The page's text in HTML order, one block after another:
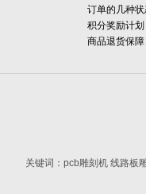
订单的几种
积分奖励计划
商品退货保障
关键词：pcb雕刻机 线路板